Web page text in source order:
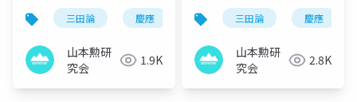
三田論 慶應 山本勲 山本勲研究会
山本勲研
究会
1.9K
三田論 慶應
山本勲研
究会
2.8K